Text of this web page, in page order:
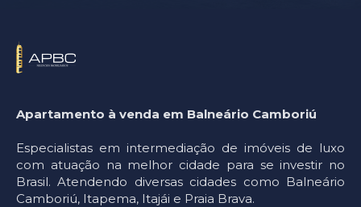
Apartamento à venda em Balneário Camboriú
Especialistas em intermediação de imóveis de luxo
com atuação na melhor cidade para se investir no
Brasil. Atendendo diversas cidades como Balneário
Camboriú, Itapema, Itajái e Praia Brava.